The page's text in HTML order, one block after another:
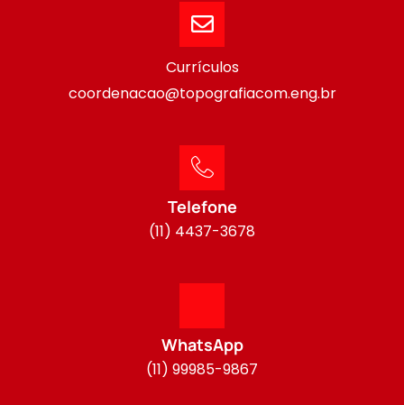
Currículos
coordenacao@topografiacom.eng.br
Telefone
(11) 4437-3678
WhatsApp
(11) 99985-9867